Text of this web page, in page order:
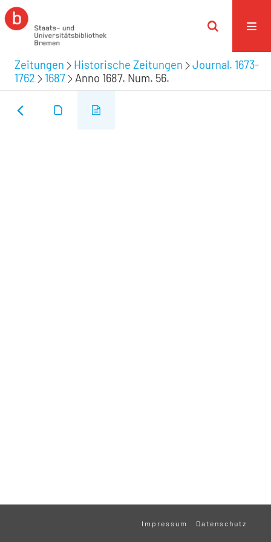
Zeitungen Historische Zeitungen
Journal. 1673-
1762
1687 Anno 1687. Num. 56.
Impressum Datenschutz